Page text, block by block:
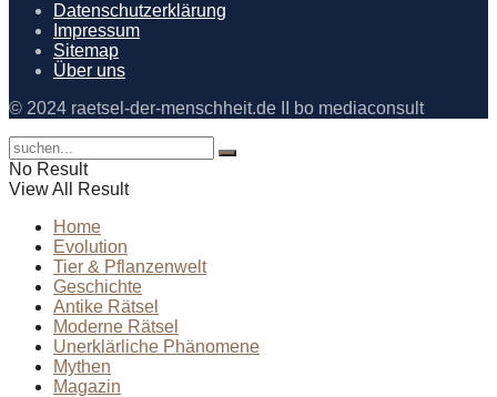
Datenschutzerklärung
Impressum
Sitemap
Über uns
© 2024 raetsel-der-menschheit.de II bo mediaconsult
No Result
View All Result
Home
Evolution
Tier & Pflanzenwelt
Geschichte
Antike Rätsel
Moderne Rätsel
Unerklärliche Phänomene
Mythen
Magazin